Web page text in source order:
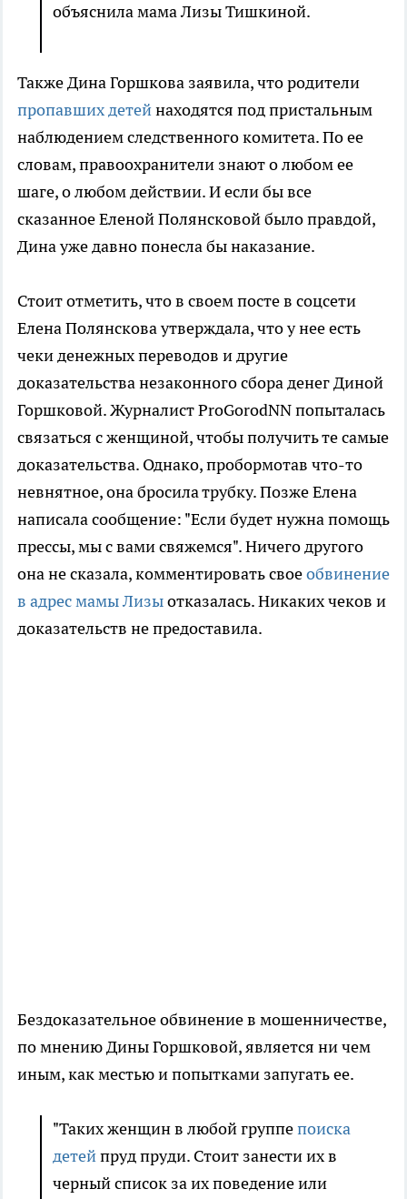
объяснила мама Лизы Тишкиной.
Также Дина Горшкова заявила, что родители
пропавших детейнаходятся под пристальным
наблюдением следственного комитета. По ее
словам, правоохранители знают о любом ее
шаге, о любом действии. И если бы все
сказанное Еленой Полянсковой было правдой,
Дина уже давно понесла бы наказание.
Стоит отметить, что в своем посте в соцсети
Елена Полянскова утверждала, что у нее есть
чеки денежных переводов и другие
доказательства незаконного сбора денег Диной
Горшковой. Журналист ProGorodNN попыталась
связаться с женщиной, чтобы получить те самые
доказательства. Однако, пробормотав что-то
невнятное, она бросила трубку. Позже Елена
написала сообщение: "Если будет нужна помощь
прессы, мы с вами свяжемся". Ничего другого
она не сказала, комментировать своеобвинение
в адрес мамы Лизыотказалась. Никаких чеков и
доказательств не предоставила.
Бездоказательное обвинение в мошенничестве,
по мнению Дины Горшковой, является ни чем
иным, как местью и попытками запугать ее.
"Таких женщин в любой группепоиска
детейпруд пруди. Стоит занести их в
черный список за их поведение или